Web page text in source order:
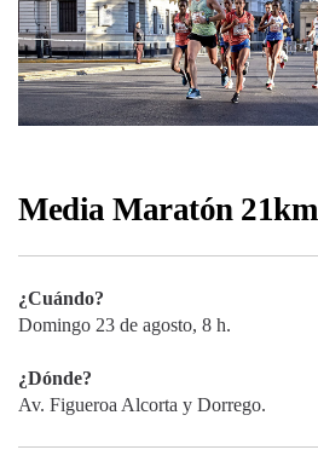
Media Maratón 21km
¿Cuándo?
Domingo 23 de agosto, 8 h.
¿Dónde?
Av. Figueroa Alcorta y Dorrego.